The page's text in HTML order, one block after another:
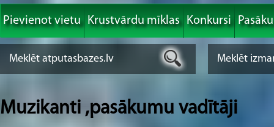
Pievienot vietu Krustvārdu mīklas Konkursi
Muzikanti ,pasākumu vadītāji